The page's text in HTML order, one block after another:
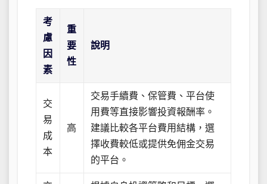
考
慮
因
素
重
要
性
說明
交
易
成
本
高
交易手續費、保管費、平台使
用費等直接影響投資報酬率。
建議比較各平台費用結構，選
擇收費較低或提供免佣金交易
的平台。